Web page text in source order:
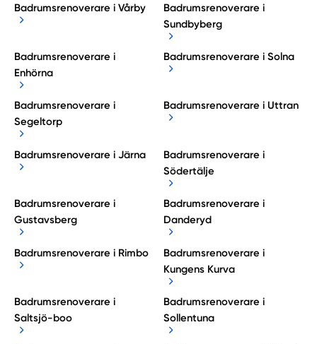
Badrumsrenoverare i Vårby
Badrumsrenoverare i
Sundbyberg
Badrumsrenoverare i
Enhörna
Badrumsrenoverare i Solna
Badrumsrenoverare i
Segeltorp
Badrumsrenoverare i Uttran
Badrumsrenoverare i Järna
Badrumsrenoverare i
Södertälje
Badrumsrenoverare i
Gustavsberg
Badrumsrenoverare i
Danderyd
Badrumsrenoverare i Rimbo
Badrumsrenoverare i
Kungens Kurva
Badrumsrenoverare i
Saltsjö-boo
Badrumsrenoverare i
Sollentuna